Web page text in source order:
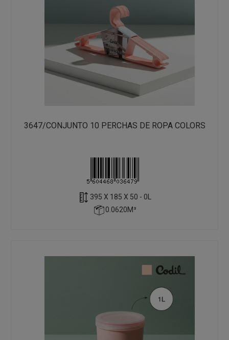
3647/CONJUNTO 10 PERCHAS DE ROPA COLORS
395 X 185 X 50 - 0L
0.0620M³